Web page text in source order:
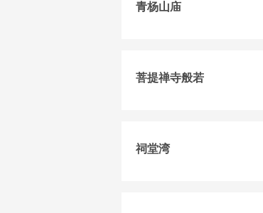
青杨山庙
菩提禅寺般若
祠堂湾